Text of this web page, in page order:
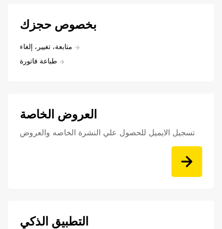
بخصوص حجزك
متابعة، تغيير، إلغاء
طباعة فاتورة
العروض الخاصة
تسجيل الايميل للحصول علي النشرة الخاصه والعروض
التطبيق الذكي